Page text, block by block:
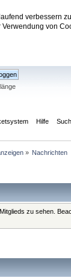
verbessern
von
Hilfe
» Nachrichten
zu sehen.